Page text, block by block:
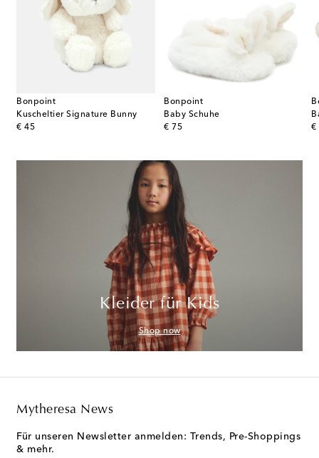
Bonpoint
Kuscheltier Signature Bunny
€ 45
original price
Bonpoint
Baby Schuhe
€ 75
original price
€
Kleider für Kids
Shop now
Mytheresa News
Für unseren Newsletter anmelden: Trends, Pre-Shoppings
& mehr.